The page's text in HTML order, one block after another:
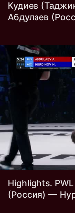
Кудиев
Абдулаев
Highlights.
(Россия) —